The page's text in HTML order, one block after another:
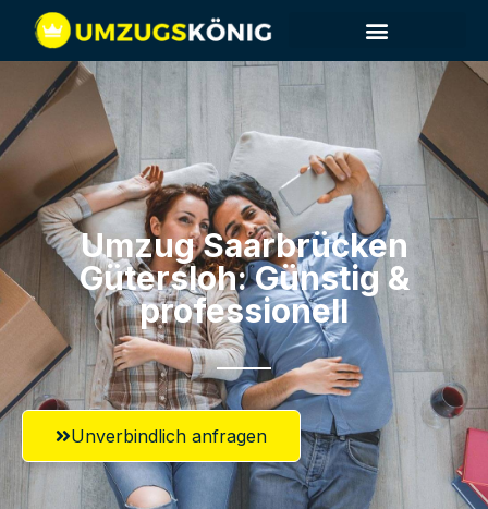
Umzug Saarbrücken​
Gütersloh: Günstig &
professionell​
Unverbindlich anfragen